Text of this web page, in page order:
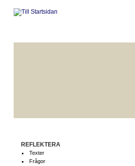
REFLEKTERA
Texter
Frågor